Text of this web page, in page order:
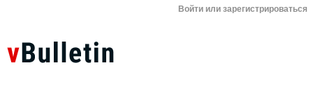
Войти или зарегистрироваться